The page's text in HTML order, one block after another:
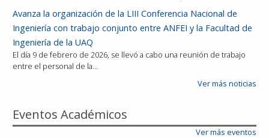
Avanza la organización de la LIII Conferencia Nacional de
Ingeniería con trabajo conjunto entre ANFEI y la Facultad de
Ingeniería de la UAQ
El día 9 de febrero de 2026, se llevó a cabo una reunión de trabajo
entre el personal de la…
Ver más noticias
Eventos Académicos
Ver más eventos